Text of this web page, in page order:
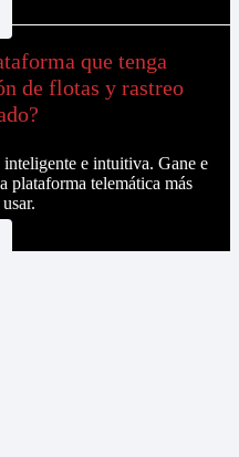
que tenga
de flotas y rastreo
e intuitiva. Gane e
plataforma telemática más